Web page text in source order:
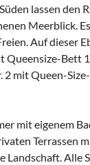
lassen den
Meerblick.
Auf dieser
Queensize-Bett
2 mit Queen-
mit eigenem
Terrassen
Landschaft. Alle